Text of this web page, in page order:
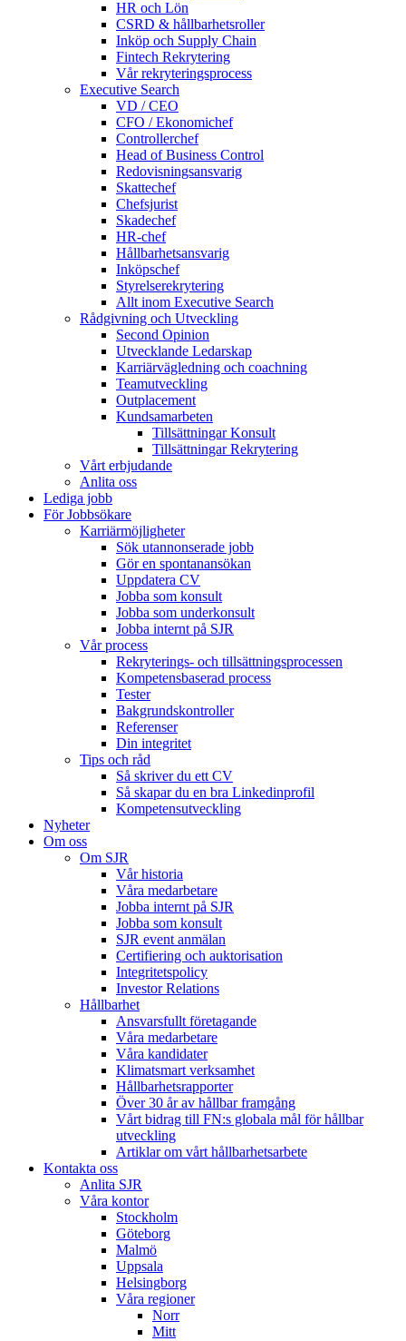
HR och Lön
CSRD & hållbarhetsroller
Inköp och Supply Chain
Fintech Rekrytering
Vår rekryteringsprocess
Executive Search
VD / CEO
CFO / Ekonomichef
Controllerchef
Head of Business Control
Redovisningsansvarig
Skattechef
Chefsjurist
Skadechef
HR-chef
Hållbarhetsansvarig
Inköpschef
Styrelserekrytering
Allt inom Executive Search
Rådgivning och Utveckling
Second Opinion
Utvecklande Ledarskap
Karriärvägledning och coachning
Teamutveckling
Outplacement
Kundsamarbeten
Tillsättningar Konsult
Tillsättningar Rekrytering
Vårt erbjudande
Anlita oss
Lediga jobb
För Jobbsökare
Karriärmöjligheter
Sök utannonserade jobb
Gör en spontanansökan
Uppdatera CV
Jobba som konsult
Jobba som underkonsult
Jobba internt på SJR
Vår process
Rekryterings- och tillsättningsprocessen
Kompetensbaserad process
Tester
Bakgrundskontroller
Referenser
Din integritet
Tips och råd
Så skriver du ett CV
Så skapar du en bra Linkedinprofil
Kompetensutveckling
Nyheter
Om oss
Om SJR
Vår historia
Våra medarbetare
Jobba internt på SJR
Jobba som konsult
SJR event anmälan
Certifiering och auktorisation
Integritetspolicy
Investor Relations
Hållbarhet
Ansvarsfullt företagande
Våra medarbetare
Våra kandidater
Klimatsmart verksamhet
Hållbarhetsrapporter
Över 30 år av hållbar framgång
Vårt bidrag till FN:s globala mål för hållbar
utveckling
Artiklar om vårt hållbarhetsarbete
Kontakta oss
Anlita SJR
Våra kontor
Stockholm
Göteborg
Malmö
Uppsala
Helsingborg
Våra regioner
Norr
Mitt